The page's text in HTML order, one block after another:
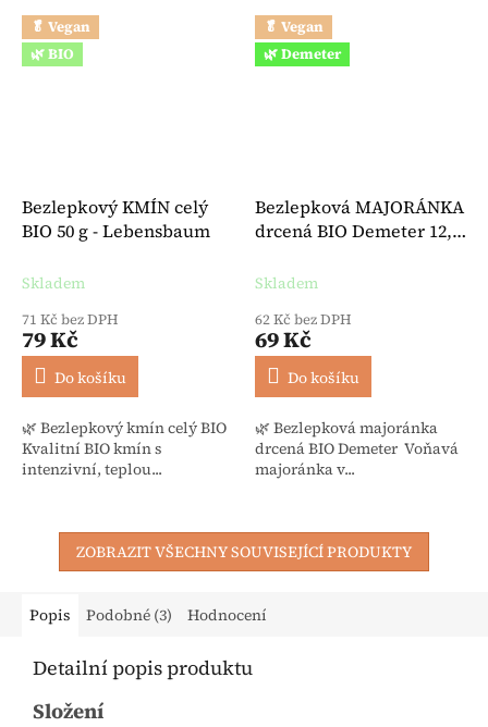
🥬 Vegan
🌿 BIO
Bezlepkový KMÍN celý
BIO 50 g - Lebensbaum
Skladem
71 Kč bez DPH
79 Kč
Do košíku
🌿 Bezlepkový kmín celý BIO
Kvalitní BIO kmín s
intenzivní, teplou...
🥬 Vegan
🌿 Demeter
Bezlepková MAJORÁNKA
drcená BIO Demeter 12,5
Skladem
62 Kč bez DPH
69 Kč
Do košíku
🌿 Bezlepková majoránka
drcená BIO Demeter Voňavá
majoránka v...
ZOBRAZIT VŠECHNY SOUVISEJÍCÍ PRODUKTY
Popis Podobné (3) Hodnocení
Detailní popis produktu
Složení